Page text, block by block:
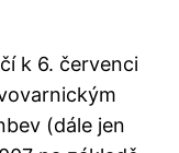
k 6. červenci
(dále jen